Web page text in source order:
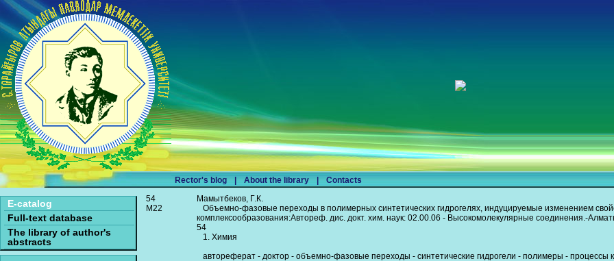
Rector's blog About the library Contacts
E-catalog
Full-text database
The library of author's
abstracts
54
М22
Мамытбеков, Г.К.
Объемно-фазовые переходы в полимерных синтетических гидрогелях, индуцируемые изменением
комплексообразования:Автореф. дис. докт. хим. наук: 02.00.06 - Высокомолекулярные соединения.-
54
1. Химия
автореферат - доктор - объемно-фазовые переходы - синтетические гидрогели - полимеры - процессы